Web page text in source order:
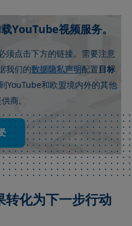
YouTube视频服务。
须点击下方的链接。需要注意
我们的数据隐私声明配置 目标
YouTube和欧盟境内外的其他
商。
转化为下一步行动